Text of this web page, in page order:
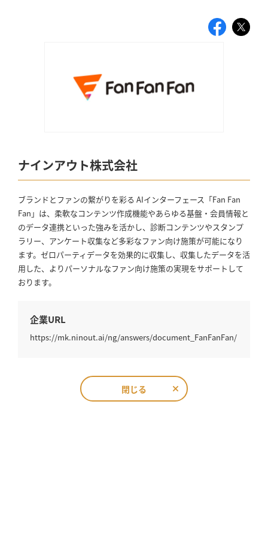
ナインアウト株式会社
ブランドとファンの繋がりを彩る AIインターフェース「Fan Fan
Fan」は、柔軟なコンテンツ作成機能やあらゆる基盤・会員情報と
のデータ連携といった強みを活かし、診断コンテンツやスタンプ
ラリー、アンケート収集など多彩なファン向け施策が可能になり
ます。ゼロパーティデータを効果的に収集し、収集したデータを活
用した、よりパーソナルなファン向け施策の実現をサポートして
おります。
企業URL
https://mk.ninout.ai/ng/answers/document_FanFanFan/
閉じる